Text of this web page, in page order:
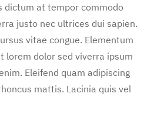
dictum at tempor commodo
justo nec ultrices dui sapien.
vitae congue. Elementum
lorem dolor sed viverra ipsum
Eleifend quam adipiscing
mattis. Lacinia quis vel